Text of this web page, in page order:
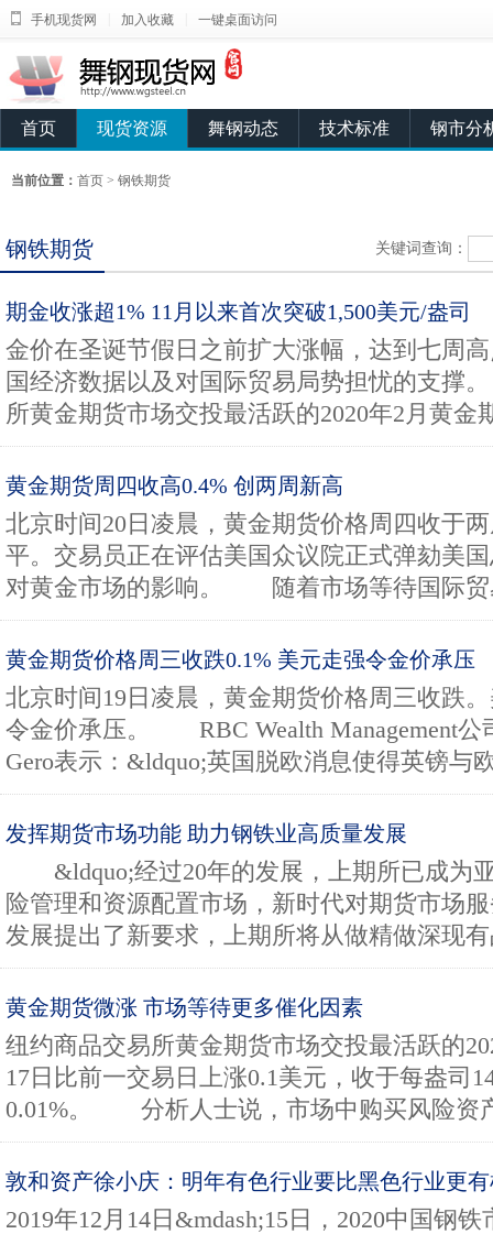
手机现货网 加入收藏 一键桌面访问
首页 现货资源 舞钢动态 技术标准 钢市分
当前位置： 首页 > 钢铁期货
钢铁期货 关键词查询：
期金收涨超1% 11月以来首次突破1,500美元/盎司
金价在圣诞节假日之前扩大涨幅，达到七周
国经济数据以及对国际贸易局势担忧的支
所黄金期货市场交投最活跃的2020年2月黄金
黄金期货周四收高0.4% 创两周新高
北京时间20日凌晨，黄金期货价格周四收于
平。交易员正在评估美国众议院正式弹劾美
对黄金市场的影响。 随着市场等待国际贸
黄金期货价格周三收跌0.1% 美元走强令金价承压
北京时间19日凌晨，黄金期货价格周三收跌
令金价承压。 RBC Wealth Management公
Gero表示：&ldquo;英国脱欧消息使得英镑与
发挥期货市场功能 助力钢铁业高质量发展
&ldquo;经过20年的发展，上期所已成为
险管理和资源配置市场，新时代对期货市场
发展提出了新要求，上期所将从做精做深现
黄金期货微涨 市场等待更多催化因素
纽约商品交易所黄金期货市场交投最活跃的
17日比前一交易日上涨0.1美元，收于每盎司
0.01%。 分析人士说，市场中购买风险资
敦和资产徐小庆：明年有色行业要比黑色行业更
2019年12月14日&mdash;15日，2020中国钢